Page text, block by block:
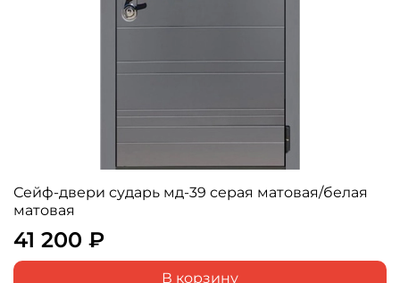
Сейф-двери сударь мд-39 серая матовая/белая
матовая
41 200 ₽
В корзину